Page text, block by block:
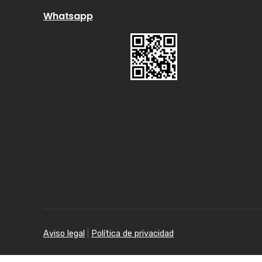
Whatsapp
Aviso legal Política de privacidad